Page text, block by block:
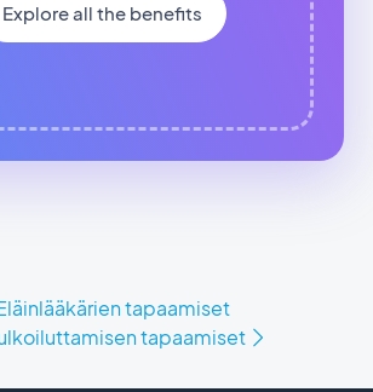
Explore all the benefits
tapaamiset
tapaamiset